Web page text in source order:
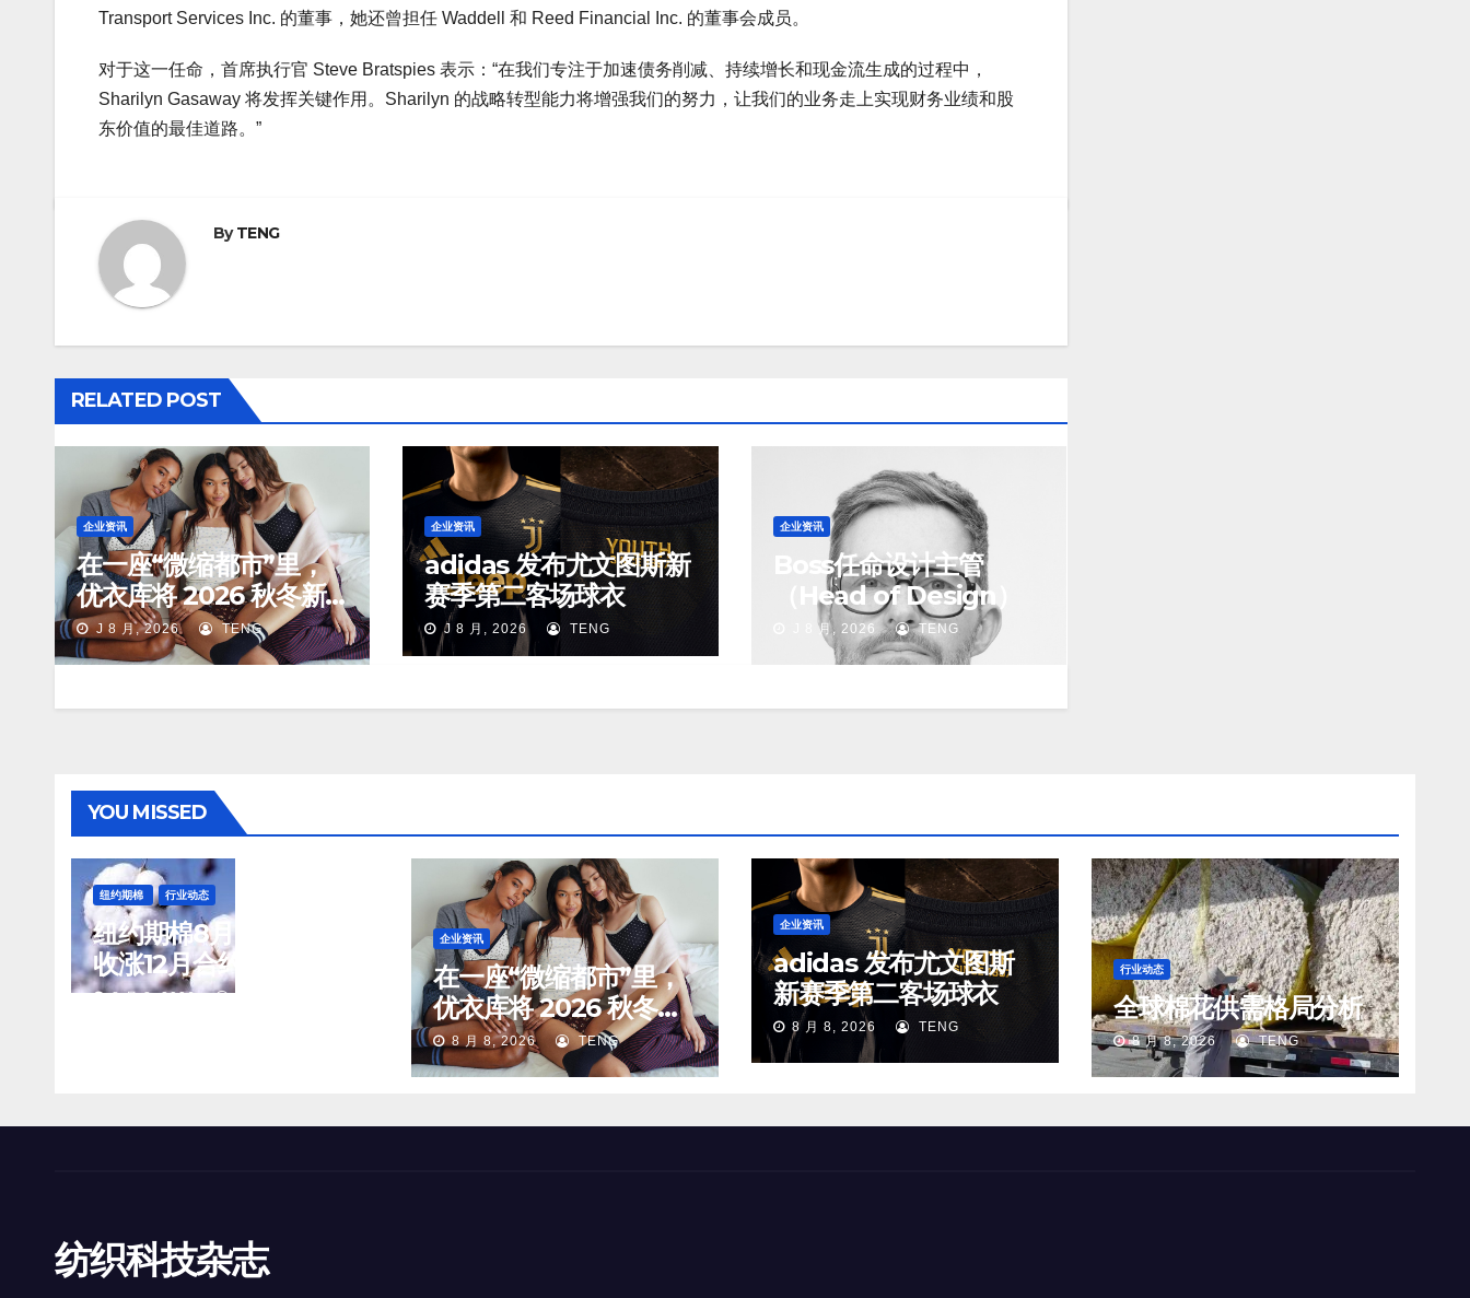
Transport Services Inc. 的董事，她还曾担任 Waddell 和 Reed Financial Inc. 的董事会成员。
对于这一任命，首席执行官 Steve Bratspies 表示：“在我们专注于加速债务削减、持续增长和现金流生成的过程中，
Sharilyn Gasaway 将发挥关键作用。Sharilyn 的战略转型能力将增强我们的努力，让我们的业务走上实现财务业绩和股
东价值的最佳道路。”
ByTENG
RELATED POST
企业资讯
在一座“微缩都市”里，
优衣库将 2026 秋冬新
品们放进了对应的生活
场景中
J 8 月, 2026 TENG
企业资讯
adidas 发布尤文图斯新
赛季第二客场球衣
J 8 月, 2026 TENG
企业资讯
Boss任命设计主管
（Head of Design）
J 8 月, 2026 TENG
YOU MISSED
纽约期棉 行业动态
纽约期棉8月7日(周五)
收涨12月合约报84.40
美分/磅
8 月 8, 2026 TENG
企业资讯
在一座“微缩都市”里，
优衣库将 2026 秋冬新
品们放进了对应的生活
场景中
8 月 8, 2026 TENG
企业资讯
adidas 发布尤文图斯
新赛季第二客场球衣
8 月 8, 2026 TENG
行业动态
全球棉花供需格局分析
8 月 8, 2026 TENG
纺织科技杂志